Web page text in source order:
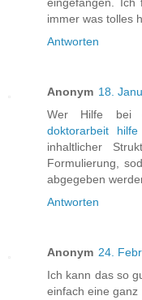
eingefangen. Ich
immer was tolles
Antworten
Anonym 18.
Wer Hilfe bei
doktorarbeit hilfe
inhaltlicher
Formulierung,
abgegeben
Antworten
Anonym 24.
Ich kann das so
einfach eine